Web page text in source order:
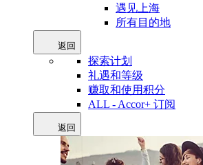
遇见上海
所有目的地
返回
探索计划
礼遇和等级
赚取和使用积分
ALL - Accor+ 订阅
返回